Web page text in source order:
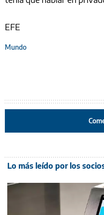
EFE
Mundo
Lo más leído por los